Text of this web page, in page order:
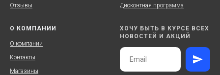
Отзывы
Дисконтная программа
О КОМПАНИИ
О компании
Контакты
Магазины
ХОЧУ БЫТЬ В КУРСЕ ВСЕХ
НОВОСТЕЙ И АКЦИЙ